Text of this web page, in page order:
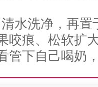
水洗净，再置
咬痕、松软扩
管下自己喝奶